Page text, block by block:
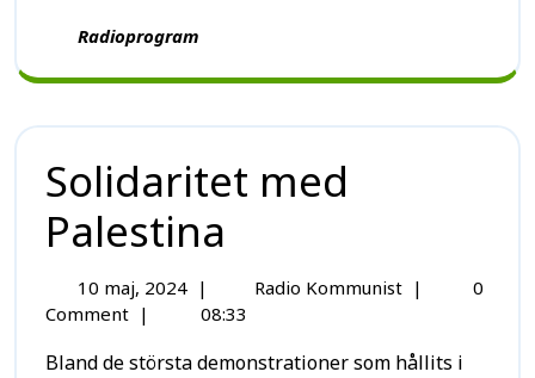
Radioprogram
Solidaritet med
Palestina
10 maj, 2024 | Radio Kommunist |
0
Comment | 08:33
Bland de största demonstrationer som hållits i